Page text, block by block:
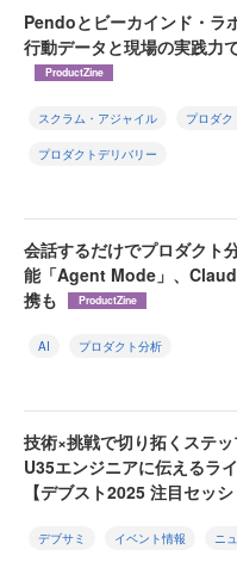
Pendoとビーカインド・ラ
行動データと現場の実践力
ProductZine
スクラム・アジャイル プロダク
プロダクトデリバリー
会話するだけでプロダクト
能「Agent Mode」、
携も
ProductZine
AI プロダクト分析
技術×挑戦で切り拓くステッ
U35エンジニアに伝えるラ
【デブスト2025 注目セッシ
デブサミ イベント情報 ニ